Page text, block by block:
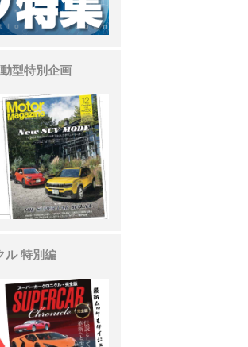
型特別企画
ル 特別編